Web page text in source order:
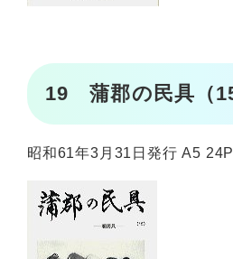
19 蒲郡の民具（
昭和61年3月31日発行 A5